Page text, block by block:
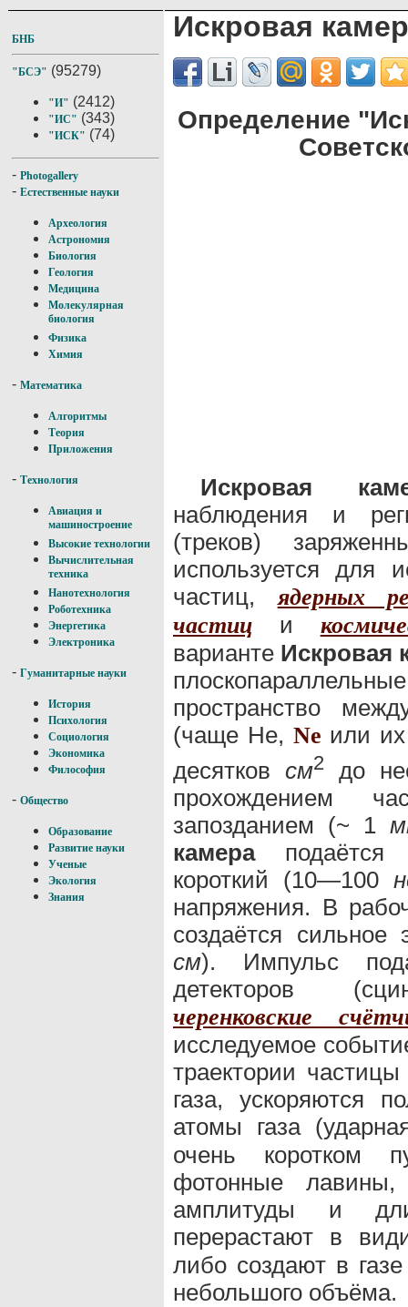
БНБ
"БСЭ" (95279)
"И" (2412)
"ИС" (343)
"ИСК" (74)
- Photogallery
- Естественные науки
Археология
Астрономия
Биология
Геология
Медицина
Молекулярная
биология
Физика
Химия
- Математика
Алгоритмы
Теория
Приложения
- Технология
Авиация и
машиностроение
Высокие технологии
Вычислительная
техника
Нанотехнология
Роботехника
Энергетика
Электроника
- Гуманитарные науки
История
Психология
Социология
Экономика
Философия
- Общество
Образование
Развитие науки
Ученые
Экология
Знания
Искровая
Определение
Искровая
наблюдения и
(треков)
используется для
частиц, ядерных
частиц и
варианте Искровая
пространство
(чаще Не, Ne или
десятков см2
до
прохождением
запозданием (~ 1
камераподаётся
короткий (10—100
напряжения. В
создаётся
см). Импульс
детекторов
черенковские
исследуемое
траектории
газа, ускоряются
атомы газа
очень коротком
фотонные
амплитуды и
перерастают в
либо создают в
небольшого объёма.